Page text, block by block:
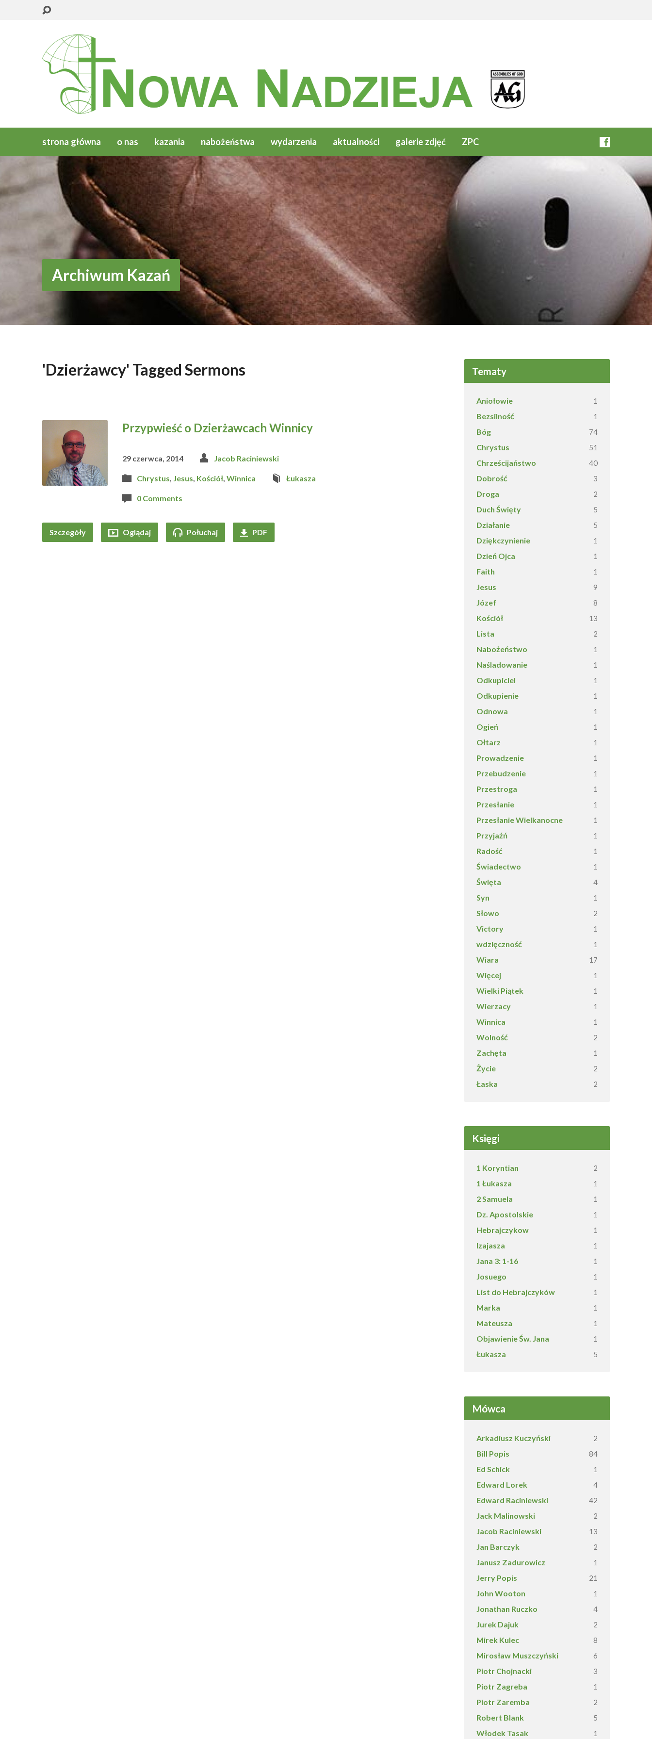
strona główna o nas kazania nabożeństwa wydarzenia aktualności galerie zdjęć ZPC
Archiwum Kazań
'Dzierżawcy' Tagged Sermons
Przypwieść o Dzierżawcach Winnicy
29 czerwca, 2014 Jacob Raciniewski
Chrystus, Jesus, Kościół, Winnica Łukasza
0 Comments
Szczegóły Oglądaj Połuchaj PDF
Tematy
Aniołowie 1
Bezsilność 1
Bóg 74
Chrystus 51
Chrześcijaństwo 40
Dobrość 3
Droga 2
Duch Święty 5
Działanie 5
Dziękczynienie 1
Dzień Ojca 1
Faith 1
Jesus 9
Józef 8
Kościół 13
Lista 2
Nabożeństwo 1
Naśladowanie 1
Odkupiciel 1
Odkupienie 1
Odnowa 1
Ogień 1
Ołtarz 1
Prowadzenie 1
Przebudzenie 1
Przestroga 1
Przesłanie 1
Przesłanie Wielkanocne 1
Przyjaźń 1
Radość 1
Świadectwo 1
Święta 4
Syn 1
Słowo 2
Victory 1
wdzięczność 1
Wiara 17
Więcej 1
Wielki Piątek 1
Wierzacy 1
Winnica 1
Wolność 2
Zachęta 1
Życie 2
Łaska 2
Księgi
1 Koryntian 2
1 Łukasza 1
2 Samuela 1
Dz. Apostolskie 1
Hebrajczykow 1
Izajasza 1
Jana 3: 1-16 1
Josuego 1
List do Hebrajczyków 1
Marka 1
Mateusza 1
Objawienie Św. Jana 1
Łukasza 5
Mówca
Arkadiusz Kuczyński 2
Bill Popis 84
Ed Schick 1
Edward Lorek 4
Edward Raciniewski 42
Jack Malinowski 2
Jacob Raciniewski 13
Jan Barczyk 2
Janusz Zadurowicz 1
Jerry Popis 21
John Wooton 1
Jonathan Ruczko 4
Jurek Dajuk 2
Mirek Kulec 8
Mirosław Muszczyński 6
Piotr Chojnacki 3
Piotr Zagreba 1
Piotr Zaremba 2
Robert Blank 5
Włodek Tasak 1